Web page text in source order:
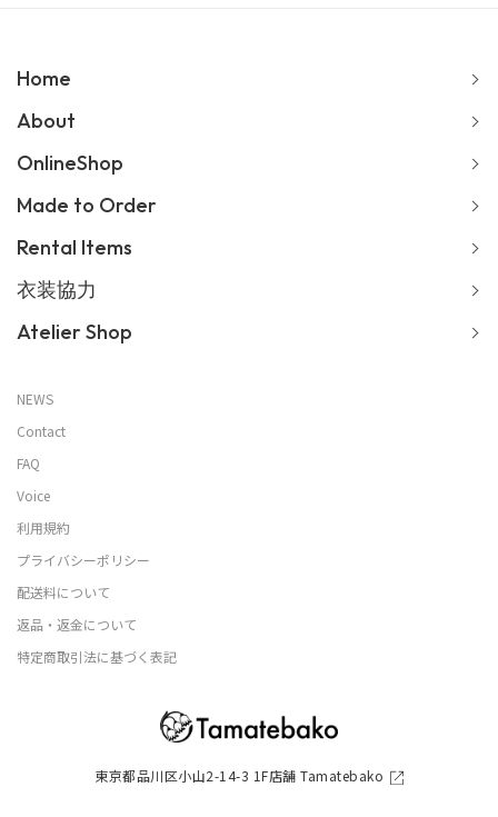
東京都品川区小山2-14-3 1F店舗 Tamatebako
Home
About
OnlineShop
Made to Order
Rental Items
衣装協力
Atelier Shop
NEWS
Contact
FAQ
Voice
利用規約
プライバシーポリシー
配送料について
返品・返金について
特定商取引法に基づく表記